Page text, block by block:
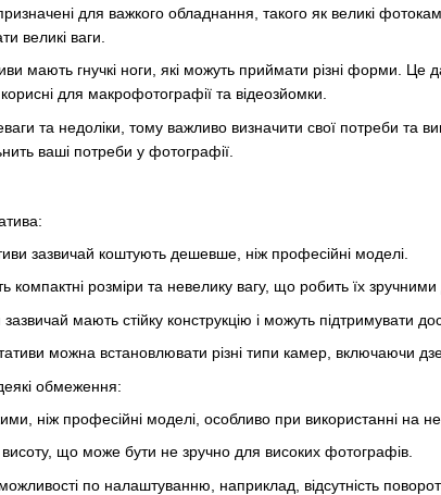
для важкого обладнання, такого як великі
великі ваги.
мають гнучкі ноги, які можуть приймати різні форми.
для макрофотографії та відеозйомки.
та недоліки, тому важливо визначити свої потреби та
ваші потреби у фотографії.
зазвичай коштують дешевше, ніж професійні моделі.
компактні розміри та невелику вагу, що робить їх
мають стійку конструкцію і можуть підтримувати
можна встановлювати різні типи камер, включаючи
обмеження:
ніж професійні моделі, особливо при використанні на
що може бути не зручно для високих фотографів.
по налаштуванню, наприклад, відсутність